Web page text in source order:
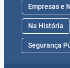
Empresas e
Na História
Segurança